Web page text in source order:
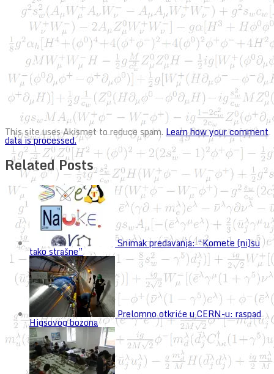
This site uses Akismet to reduce spam. Learn how your comment
data is processed.
Related Posts
Snimak predavanja: “Komete (ni)su
tako strašne”
Prelomno otkriće u CERN-u: raspad
Higsovog bozona